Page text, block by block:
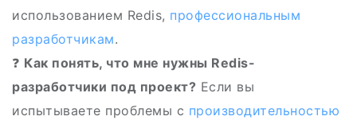
использованием Redis, профессиональным
разработчикам.
❓ Как понять, что мне нужны Redis-
разработчики под проект? Если вы
испытываете проблемы с производительностью